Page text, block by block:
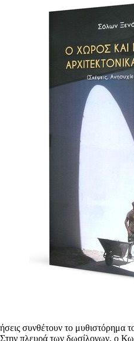
συνθέτουν το μυθιστόρημα
πλευρά των δωσίλογων, ο